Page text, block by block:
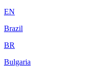
EN
Brazil
BR
Bulgaria